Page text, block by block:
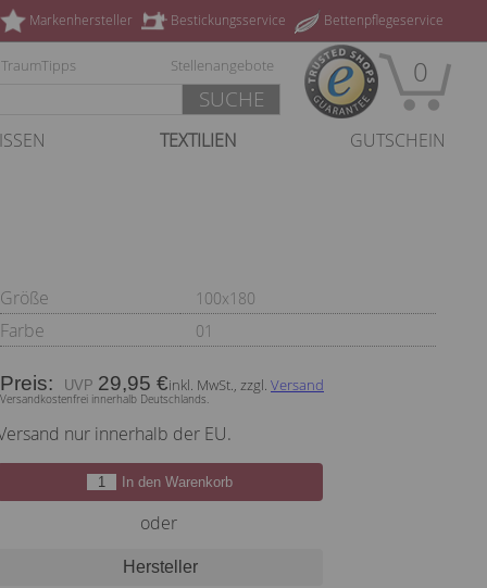
Bettenpflegeservice
Bestickungsservice
Markenhersteller
TraumTipps Stellenangebote
SUCHE
0
TEXTILIEN GUTSCHEIN
Größe 100x180
Farbe 01
Preis: 29,95 €inkl. MwSt., zzgl. Versand
Versandkostenfrei innerhalb Deutschlands.
nur innerhalb der EU.
In den Warenkorb
oder
Hersteller